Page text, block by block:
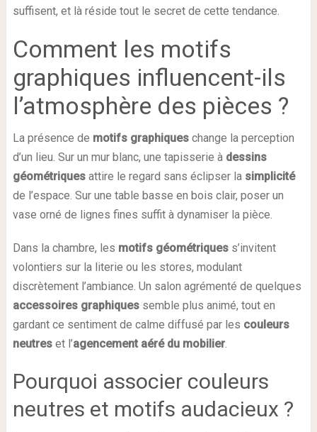
suffisent, et là réside tout le secret de cette tendance.
Comment les motifs
graphiques influencent-ils
l’atmosphère des pièces ?
La présence de motifs graphiqueschange la perception
d’un lieu. Sur un mur blanc, une tapisserie à dessins
géométriquesattire le regard sans éclipser la simplicité
de l’espace. Sur une table basse en bois clair, poser un
vase orné de lignes fines suffit à dynamiser la pièce.
Dans la chambre, les motifs géométriquess’invitent
volontiers sur la literie ou les stores, modulant
discrètement l’ambiance. Un salon agrémenté de quelques
accessoires graphiquessemble plus animé, tout en
gardant ce sentiment de calme diffusé par les couleurs
neutreset l’agencement aéré du mobilier.
Pourquoi associer couleurs
neutres et motifs audacieux ?